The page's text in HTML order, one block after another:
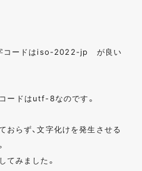
コードはiso-2022-jp が良い
ードはutf-8なのです。
おらず、文字化けを発生させる
てみました。